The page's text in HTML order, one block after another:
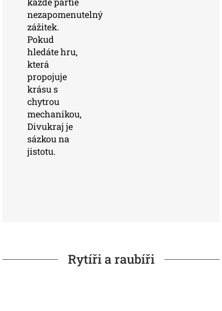
nezapomenutelný
zážitek.
Pokud
hledáte hru,
která
propojuje
krásu s
chytrou
mechanikou,
Divukraj je
sázkou na
jistotu.
Rytíři a raubíři